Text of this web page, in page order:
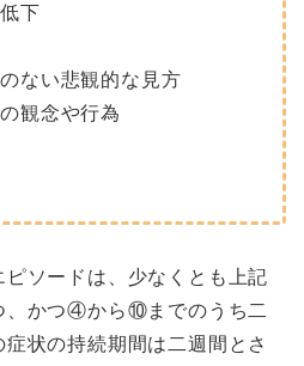
下
ない悲観的な見方
観念や行為
ソードは、少なくとも上記
かつ④から⑩までのうち二
状の持続期間は二週間とさ